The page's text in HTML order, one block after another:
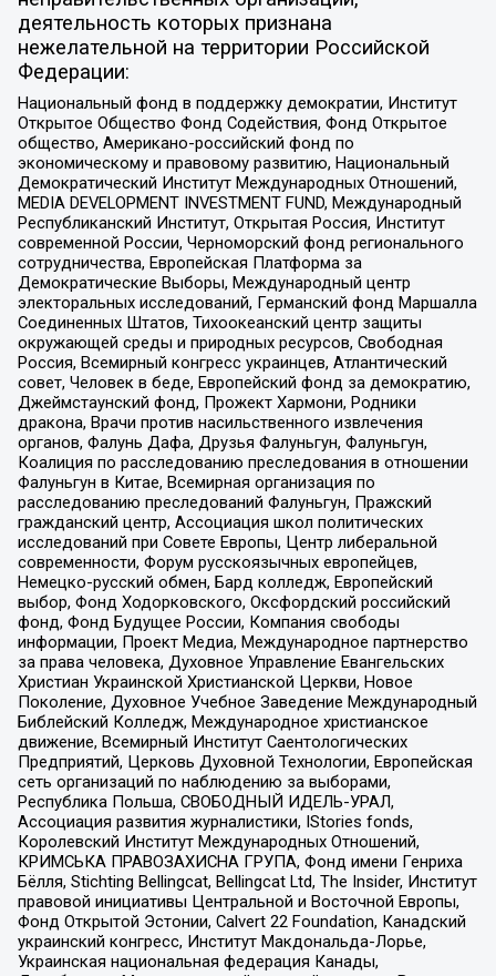
деятельность которых признана
нежелательной на территории Российской
Федерации:
Национальный фонд в поддержку демократии, Институт
Открытое Общество Фонд Содействия, Фонд Открытое
общество, Американо-российский фонд по
экономическому и правовому развитию, Национальный
Демократический Институт Международных Отношений,
MEDIA DEVELOPMENT INVESTMENT FUND, Международный
Республиканский Институт, Открытая Россия, Институт
современной России, Черноморский фонд регионального
сотрудничества, Европейская Платформа за
Демократические Выборы, Международный центр
электоральных исследований, Германский фонд Маршалла
Соединенных Штатов, Тихоокеанский центр защиты
окружающей среды и природных ресурсов, Свободная
Россия, Всемирный конгресс украинцев, Атлантический
совет, Человек в беде, Европейский фонд за демократию,
Джеймстаунский фонд, Прожект Хармони, Родники
дракона, Врачи против насильственного извлечения
органов, Фалунь Дафа, Друзья Фалуньгун, Фалуньгун,
Коалиция по расследованию преследования в отношении
Фалуньгун в Китае, Всемирная организация по
расследованию преследований Фалуньгун, Пражский
гражданский центр, Ассоциация школ политических
исследований при Совете Европы, Центр либеральной
современности, Форум русскоязычных европейцев,
Немецко-русский обмен, Бард колледж, Европейский
выбор, Фонд Ходорковского, Оксфордский российский
фонд, Фонд Будущее России, Компания свободы
информации, Проект Медиа, Международное партнерство
за права человека, Духовное Управление Евангельских
Христиан Украинской Христианской Церкви, Новое
Поколение, Духовное Учебное Заведение Международный
Библейский Колледж, Международное христианское
движение, Всемирный Институт Саентологических
Предприятий, Церковь Духовной Технологии, Европейская
сеть организаций по наблюдению за выборами,
Республика Польша, СВОБОДНЫЙ ИДЕЛЬ-УРАЛ,
Ассоциация развития журналистики, IStories fonds,
Королевский Институт Международных Отношений,
КРИМСЬКА ПРАВОЗАХИСНА ГРУПА, Фонд имени Генриха
Бёлля, Stichting Bellingcat, Bellingcat Ltd, The Insider, Институт
правовой инициативы Центральной и Восточной Европы,
Фонд Открытой Эстонии, Calvert 22 Foundation, Канадский
украинский конгресс, Институт Макдональда-Лорье,
Украинская национальная федерация Канады,